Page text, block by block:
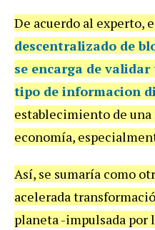
De acuerdo al experto,
descentralizado de
se encarga de
tipo de informacion
establecimiento de
economía,
Así, se sumaría como
acelerada
planeta -impulsada por